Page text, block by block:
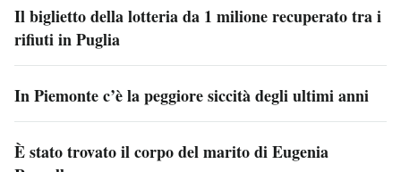
Il biglietto della lotteria da 1 milione recuperato tra i
rifiuti in Puglia
In Piemonte c’è la peggiore siccità degli ultimi anni
È stato trovato il corpo del marito di Eugenia